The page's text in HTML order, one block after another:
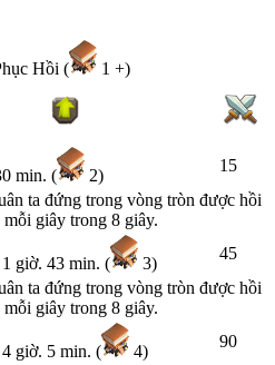
Hồi ( 1 +)
min. ( 2)
15
ta đứng trong vòng tròn được hồi
giây trong 8 giây.
1 giờ. 43 min. ( 3)
45
ta đứng trong vòng tròn được hồi
giây trong 8 giây.
4 giờ. 5 min. ( 4)
90